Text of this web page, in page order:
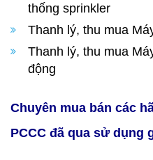
thống sprinkler
Thanh lý, thu mua
Thanh lý, thu mua
động
Chuyên mua bán các
PCCC đã qua sử dụng